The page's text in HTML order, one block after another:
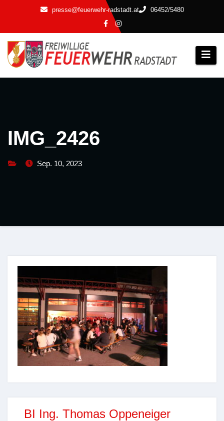
springen
presse@feuerwehr-radstadt.at 06452/5480
IMG_2426
Sep. 10, 2023
BI Ing. Thomas Oppeneiger